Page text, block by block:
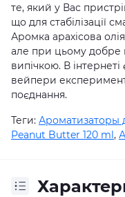
те, який у Вас
що для стабілізації
Аромка арахісова
але при цьому добре
випічкою. В
вейпери
поєднання.
Теги: Ароматизаторы
Peanut Butter 120 ml,